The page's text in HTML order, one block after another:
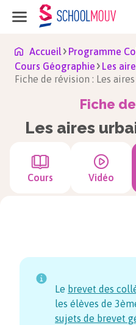
Accueil
Programme
Cours Géographie
Les
Fiche de révision : Les
Fiche
Les aires
Cours Vidéo
Le brevet des
les élèves de
sujets de brevet